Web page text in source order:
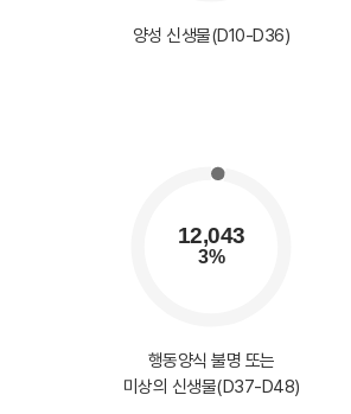
양성 신생물(D10-D36)
행동양식 불명 또는
미상의 신생물(D37-D48)